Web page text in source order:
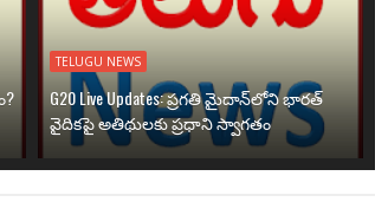
TELUGU NEWS
G20 Live Updates: ప్రగతి మైదాన్‌లోని భారత్
వైదికపై అతిథులకు ప్రధాని స్వాగతం